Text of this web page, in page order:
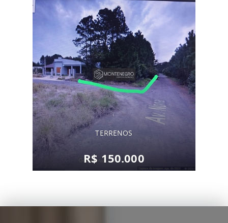
TERRENOS
R$ 150.000